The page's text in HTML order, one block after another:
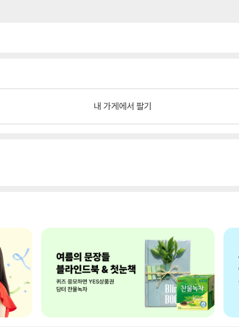
내 가게에서 팔기